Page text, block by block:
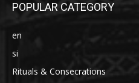
POPULAR CATEGORY
en
si
Rituals & Consecrations